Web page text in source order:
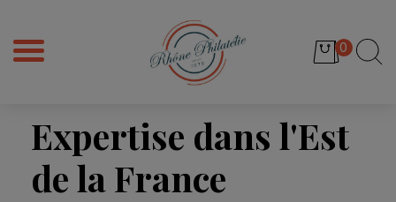
0
Expertise dans l'Est
de la France